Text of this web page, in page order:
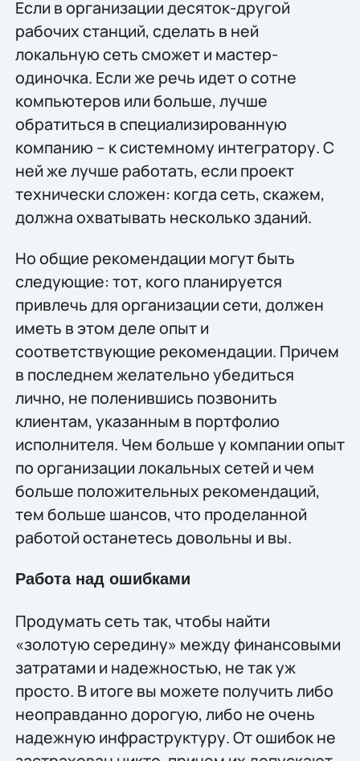
Если в организации десяток-другой
рабочих станций, сделать в ней
локальную сеть сможет и мастер-
одиночка. Если же речь идет о сотне
компьютеров или больше, лучше
обратиться в специализированную
компанию – к системному интегратору. С
ней же лучше работать, если проект
технически сложен: когда сеть, скажем,
должна охватывать несколько зданий.
Но общие рекомендации могут быть
следующие: тот, кого планируется
привлечь для организации сети, должен
иметь в этом деле опыт и
соответствующие рекомендации. Причем
в последнем желательно убедиться
лично, не поленившись позвонить
клиентам, указанным в портфолио
исполнителя. Чем больше у компании опыт
по организации локальных сетей и чем
больше положительных рекомендаций,
тем больше шансов, что проделанной
работой останетесь довольны и вы.
Работа над ошибками
Продумать сеть так, чтобы найти
«золотую середину» между финансовыми
затратами и надежностью, не так уж
просто. В итоге вы можете получить либо
неоправданно дорогую, либо не очень
надежную инфраструктуру. От ошибок не